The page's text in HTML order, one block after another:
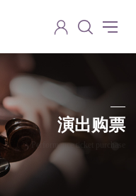
演出购票
Performance ticket purchase